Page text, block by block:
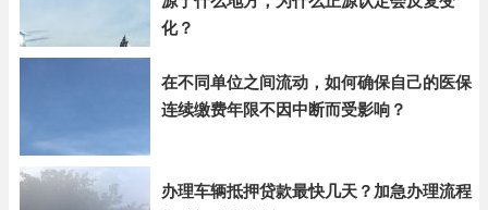
化？
在不同单位之间流动，如何确保自己的医保
连续缴费年限不因中断而受影响？
办理车辆抵押贷款最快几天？加急办理流程